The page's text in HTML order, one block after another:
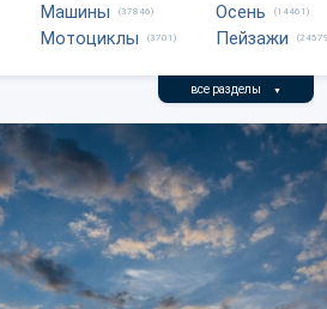
Машины (37846)
Мотоциклы (3701)
Осень (14461)
Пейзажи
все разделы ▼